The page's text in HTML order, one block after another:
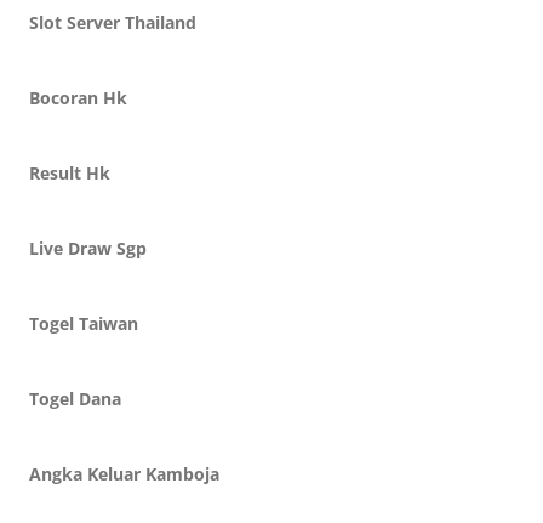
Slot Server Thailand
Bocoran Hk
Result Hk
Live Draw Sgp
Togel Taiwan
Togel Dana
Angka Keluar Kamboja